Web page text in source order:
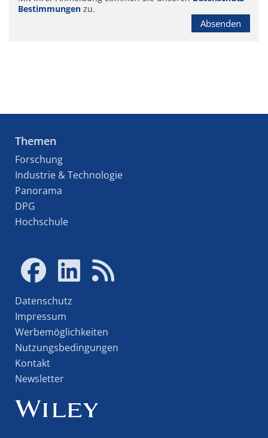
Bestimmungen zu.
Absenden
Themen
Forschung
Industrie & Technologie
Panorama
DPG
Hochschule
Datenschutz
Impressum
Werbemöglichkeiten
Nutzungsbedingungen
Kontakt
Newsletter